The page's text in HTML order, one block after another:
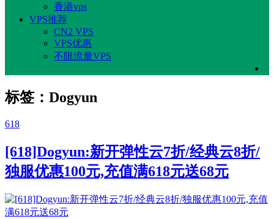
香港vps
VPS推荐
CN2 VPS
VPS优惠
不限流量VPS
标签：Dogyun
618
[618]Dogyun:新开弹性云7折/经典云8折/
独服优惠100元,充值满618元送68元